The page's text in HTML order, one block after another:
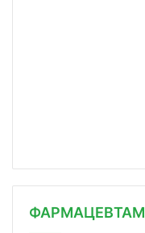
ФАРМАЦЕВТАМ